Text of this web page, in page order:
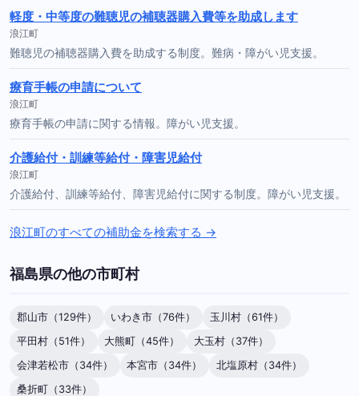
軽度・中等度の難聴児の補聴器購入費等を助成します
浪江町
難聴児の補聴器購入費を助成する制度。難病・障がい児支援。
療育手帳の申請について
浪江町
療育手帳の申請に関する情報。障がい児支援。
介護給付・訓練等給付・障害児給付
浪江町
介護給付、訓練等給付、障害児給付に関する制度。障がい児支援。
浪江町のすべての補助金を検索する →
福島県の他の市町村
郡山市（129件） いわき市（76件）
玉川村（61件）
平田村（51件）
大熊町（45件）
大玉村（37件）
会津若松市（34件）
本宮市（34件）
北塩原村（34件）
桑折町（33件）